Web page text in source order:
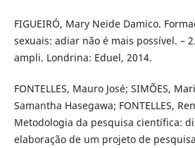
FIGUEIRÓ, Mary Neide Damico.
sexuais: adiar não é mais possível. –
ampli. Londrina: Eduel, 2014.
FONTELLES, Mauro José; SIMÕES,
Samantha Hasegawa; FONTELLES,
Metodologia da pesquisa científica:
elaboração de um projeto de